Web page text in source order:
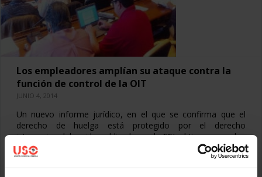
Los empleadores amplían su ataque contra la
función de control de la OIT
JUNIO 4, 2014
Un nuevo informe jurídico, en el que se confirma que el
derecho de huelga está protegido por el derecho
internacional, ha sido publicado por la CSI, al tiempo que los
empleadores tratan de revocar décadas de jurisprudencia
de la Organización Internacional del Trabajo.